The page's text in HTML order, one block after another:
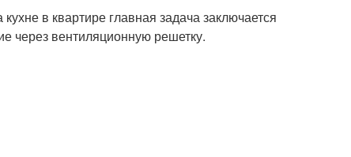
в квартире главная задача заключается
через вентиляционную решетку.